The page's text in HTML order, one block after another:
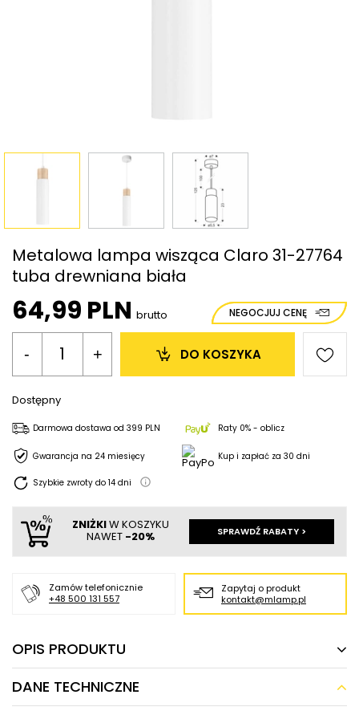
Metalowa lampa wisząca Claro 31-27764
tuba drewniana biała
64,99 PLN brutto NEGOCJUJ CENĘ
- + DO KOSZYKA
Dostępny
Darmowa dostawa od 399 PLN Raty 0% - oblicz
Gwarancja na 24 miesięcy Kup i zapłać za 30 dni
Szybkie zwroty do 14 dni
ZNIŻKIW KOSZYKU
NAWET -20% SPRAWDŹ RABATY >
Zamów telefonicznie
+48 500 131 557
Zapytaj o produkt
kontakt@mlamp.pl
OPIS PRODUKTU
Metalowa lampa wisząca Claro 31-27764
tuba drewniana biała
DANE TECHNICZNE